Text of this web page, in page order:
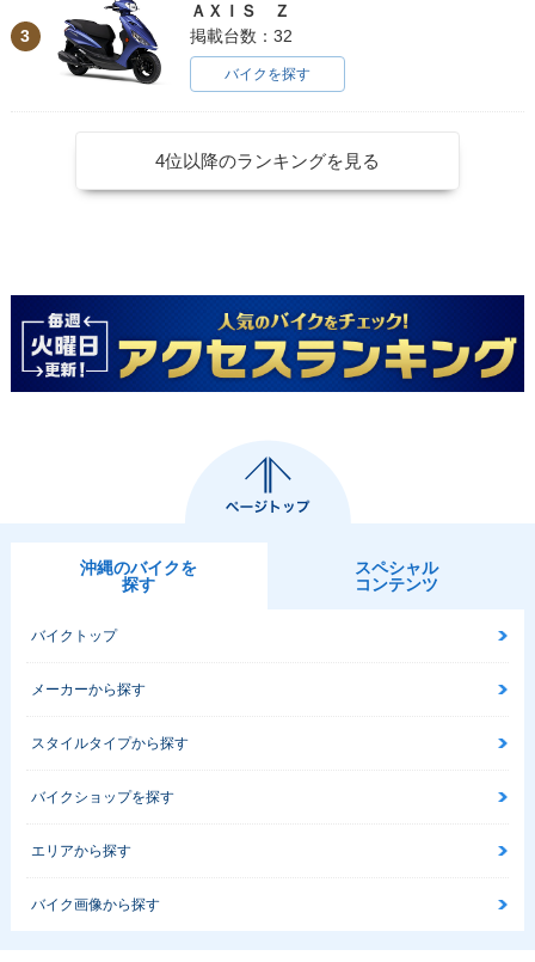
3
ＡＸＩＳ Ｚ
掲載台数：32
バイクを探す
4位以降のランキングを見る
沖縄のバイクを
探す
スペシャル
コンテンツ
バイクトップ
メーカーから探す
スタイルタイプから探す
バイクショップを探す
エリアから探す
バイク画像から探す